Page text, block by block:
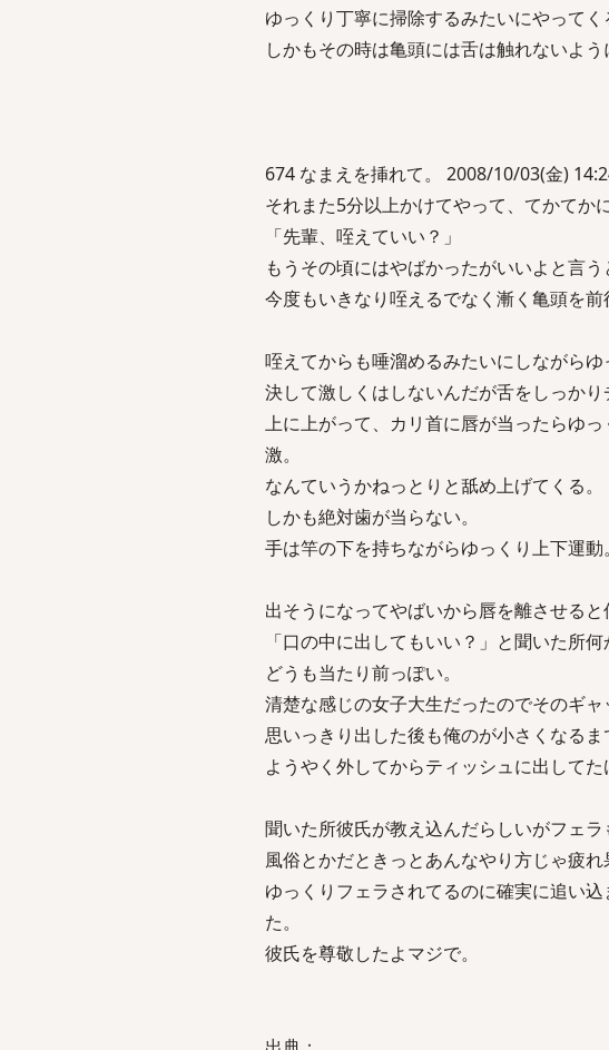
ゆっくり丁寧に掃除するみたいにやってく
しかもその時は亀頭には舌は触れないよう
674 なまえを挿れて。 2008/10/03(金)
それまた5分以上かけてやって、てかてか
「先輩、咥えていい？」
もうその頃にはやばかったがいいよと言う
今度もいきなり咥えるでなく漸く亀頭を前
咥えてからも唾溜めるみたいにしながらゆ
決して激しくはしないんだが舌をしっか
上に上がって、カリ首に唇が当ったらゆ
激。
なんていうかねっとりと舐め上げてくる。
しかも絶対歯が当らない。
手は竿の下を持ちながらゆっくり上下運動。
出そうになってやばいから唇を離させる
「口の中に出してもいい？」と聞いた所
どうも当たり前っぽい。
清楚な感じの女子大生だったのでそのギ
思いっきり出した後も俺のが小さくなるま
ようやく外してからティッシュに出してた
聞いた所彼氏が教え込んだらしいがフェ
風俗とかだときっとあんなやり方じゃ疲
ゆっくりフェラされてるのに確実に追い
た。
彼氏を尊敬したよマジで。